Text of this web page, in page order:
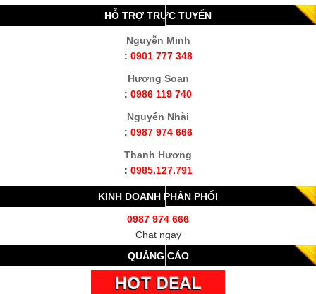
HỖ TRỢ TRỰC TUYẾN
Nguyễn Minh
: 0901 777 348
Hương Soan
: 0986 119 740
Nguyễn Nhài
: 0987 974 666
Thanh Hương
: 0985.127.791
KINH DOANH PHÂN PHỐI
0987 974 666
Chat ngay
QUẢNG CÁO